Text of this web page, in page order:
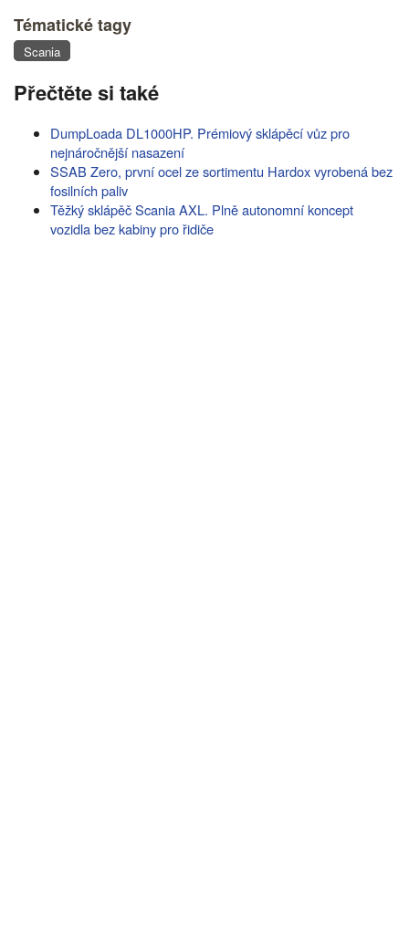
Tématické tagy
Scania
Přečtěte si také
DumpLoada DL1000HP. Prémiový sklápěcí vůz pro
nejnáročnější nasazení
SSAB Zero, první ocel ze sortimentu Hardox vyrobená bez
fosilních paliv
Těžký sklápěč Scania AXL. Plně autonomní koncept
vozidla bez kabiny pro řidiče